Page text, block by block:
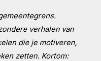
verhalen van
die je motiveren,
zetten. Kortom: